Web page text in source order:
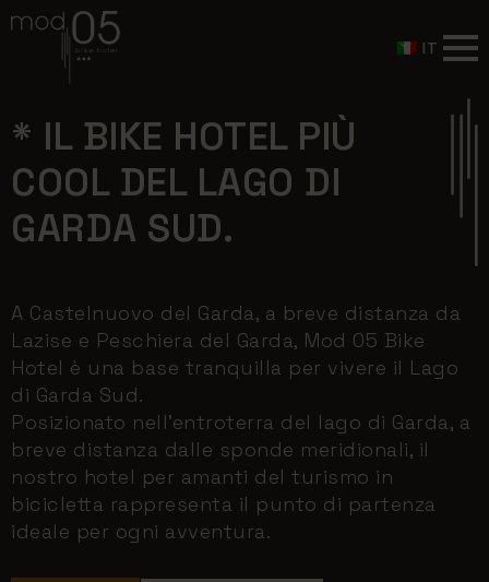
IT
* IL BIKE HOTEL PIÙ
COOL DEL LAGO DI
GARDA SUD.
A Castelnuovo del Garda, a breve distanza da
Lazise e Peschiera del Garda, Mod 05 Bike
Hotel è una base tranquilla per vivere il Lago
di Garda Sud.
Posizionato nell’entroterra del lago di Garda, a
breve distanza dalle sponde meridionali, il
nostro hotel per amanti del turismo in
bicicletta rappresenta il punto di partenza
ideale per ogni avventura.